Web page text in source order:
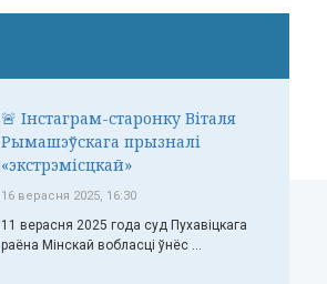
🚨 Інстаграм-старонку Віталя
Рымашэўскага прызналі
«экстрэмісцкай»
16 верасня 2025, 16:30
11 верасня 2025 года суд Пухавіцкага
раёна Мінскай вобласці ўнёс ...